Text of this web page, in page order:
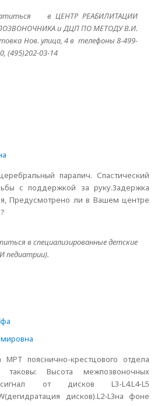
в ЦЕНТР РЕАБИЛИТАЦИИ
и ДЦП ПО МЕТОДУ В.И.
Нов. улица, 4 в телефоны 8-499-
00, (495)202-03-14
паралич. Спастический
с поддержкой за руку.Задержка
Предусмотрено ли в Вашем центре
в специализированные детские
педиатрии).
МРТ пояснично-крестцового отдела
таковы: Высота межпозвоночных
от дисков L3-L4.L4-L5
дисков).L2-L3на фоне